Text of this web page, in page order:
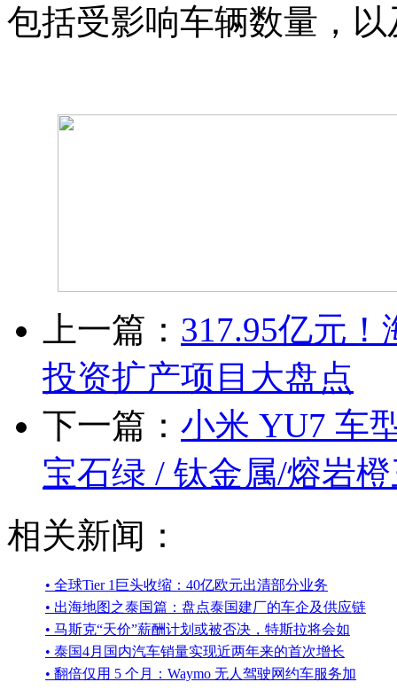
包括受影响车辆数量，
上一篇： 317.95亿元
投资扩产项目大盘点
下一篇： 小米 YU7 车
宝石绿 / 钛金属/熔岩
相关新闻：
• 全球Tier 1巨头收缩：40亿欧元出清部分业务
• 出海地图之泰国篇：盘点泰国建厂的车企及供应链
• 马斯克“天价”薪酬计划或被否决，特斯拉将会如
• 泰国4月国内汽车销量实现近两年来的首次增长
• 翻倍仅用 5 个月：Waymo 无人驾驶网约车服务加